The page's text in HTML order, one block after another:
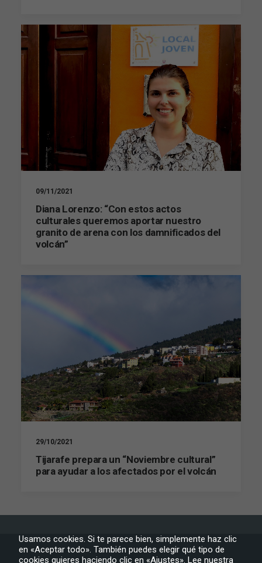
09/11/2021
Diana Lorenzo: “Con estos actos
culturales queremos aportar nuestro
granito de arena con los damnificados del
volcán”
29/10/2021
Tijarafe prepara un “Noviembre cultural”
para ayudar a los afectados por el volcán
Usamos cookies. Si te parece bien, simplemente haz clic
en «Aceptar todo». También puedes elegir qué tipo de
cookies quieres haciendo clic en «Ajustes». Lee nuestra
funcione la
web.
Estadísticas
Para que
podamos
mejorar la
base a cómo
se usa la web.
funcione lo
mejor posible